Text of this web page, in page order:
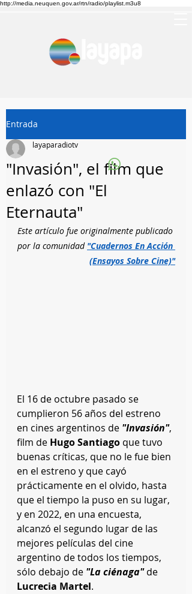
http://media.neuquen.gov.ar/rtn/radio/playlist.m3u8
Entrada
"Invasión", el film que
enlazó con "El
Eternauta"
layaparadiotv
Este artículo fue originalmente publicado
por la comunidad "Cuadernos En Acción
(Ensayos Sobre Cine)"
El 16 de octubre pasado se
cumplieron 56 años del estreno
en cines argentinos de "Invasión",
film de Hugo Santiago que tuvo
buenas críticas, que no le fue bien
en el estreno y que cayó
prácticamente en el olvido, hasta
que el tiempo la puso en su lugar,
y en 2022, en una encuesta,
alcanzó el segundo lugar de las
mejores películas del cine
argentino de todos los tiempos,
sólo debajo de "La ciénaga" de
Lucrecia Martel.